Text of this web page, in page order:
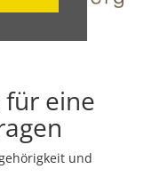
eine
und